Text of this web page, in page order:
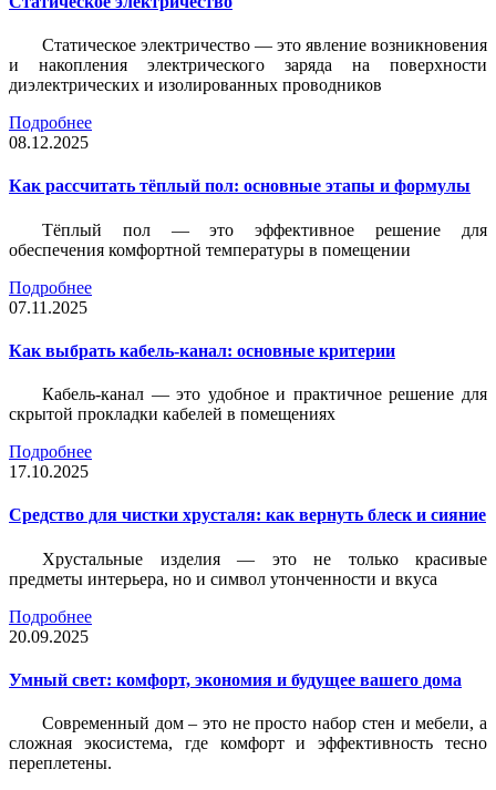
Статическое электричество — это явление возникновения
и накопления электрического заряда на поверхности
диэлектрических и изолированных проводников
Подробнее
08.12.2025
Как рассчитать тёплый пол: основные этапы и формулы
Тёплый пол — это эффективное решение для
обеспечения комфортной температуры в помещении
Подробнее
07.11.2025
Как выбрать кабель-канал: основные критерии
Кабель-канал — это удобное и практичное решение для
скрытой прокладки кабелей в помещениях
Подробнее
17.10.2025
Средство для чистки хрусталя: как вернуть блеск и сияние
Хрустальные изделия — это не только красивые
предметы интерьера, но и символ утонченности и вкуса
Подробнее
20.09.2025
Умный свет: комфорт, экономия и будущее вашего дома
Современный дом – это не просто набор стен и мебели, а
сложная экосистема, где комфорт и эффективность тесно
переплетены.